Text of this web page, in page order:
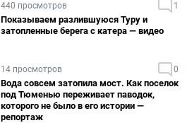
440 просмотров 1
Показываем разлившуюся Туру и
затопленные берега с катера — видео
14 просмотров 0
Вода совсем затопила мост. Как поселок
под Тюменью переживает паводок,
которого не было в его истории —
репортаж